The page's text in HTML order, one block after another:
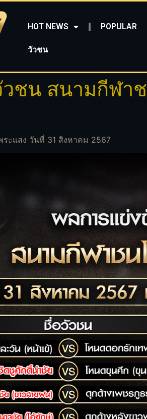
HOT NEWS POPULAR
วัวชน
วชน สนามกีฬ
ะแสง วันที่ 31 สิงหาคม 2567